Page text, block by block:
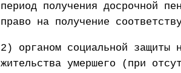
период получения досрочной
право на получение
2) органом социальной защиты
жительства умершего (при